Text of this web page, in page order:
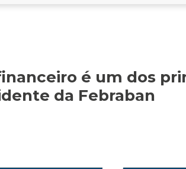
é um dos
da Febraban